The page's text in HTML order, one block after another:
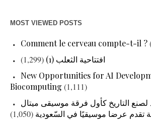
MOST VIEWED POSTS
Comment le cerveau compte-t-il ?
افتتاحية الثعلب (1)
(1,299)
New Opportunities for AI
Biocomputing (1,111)
لصنع التاريخ كأول فرقة موسيقى ميتال
تقدم عرضا موسيقيًا في السّعودية (1,050)